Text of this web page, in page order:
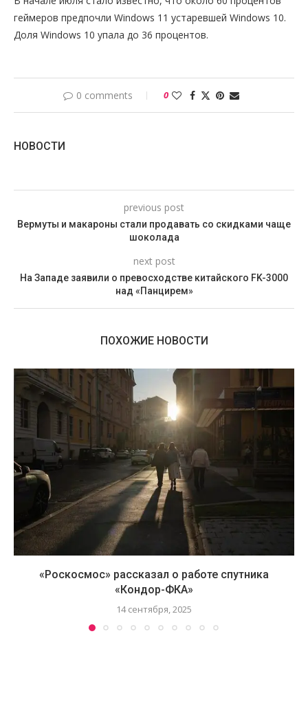
геймеров предпочли Windows 11 устаревшей Windows 10.
Доля Windows 10 упала до 36 процентов.
0 comments 0
НОВОСТИ
previous post
Вермуты и макароны стали продавать со скидками чаще
шоколада
next post
На Западе заявили о превосходстве китайского FK-3000
над «Панцирем»
ПОХОЖИЕ НОВОСТИ
«Роскосмос» рассказал о работе спутника
«Кондор-ФКА»
14 сентября, 2025